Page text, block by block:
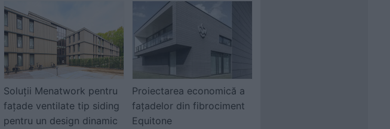
Soluții Menatwork pentru
fațade ventilate tip siding
pentru un design dinamic
Proiectarea economică a
fațadelor din fibrociment
Equitone